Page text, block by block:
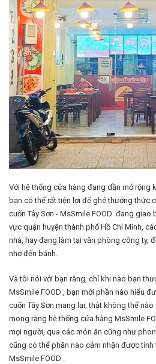
Với hệ thống cửa hàng đang dần mở rộng
bạn có thể rất tiện lợi để ghé thưởng thức
cuốn Tây Sơn - MsSmile FOOD đang giao
vực quận huyện thành phố Hồ Chí Minh,
nhà, hay đang làm tại văn phòng công ty,
nhớ đến bánh.
Và tôi nói với bạn rằng, chỉ khi nào bạn
MsSmile FOOD , bạn mới phần nào hiểu
cuốn Tây Sơn mang lại, thật không thể
mong rằng hệ thống cửa hàng MsSmile
mọi người, qua các món ăn cũng như
cũng có thể phần nào cảm nhận được
MsSmile FOOD .